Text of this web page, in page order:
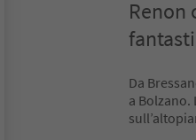
Renon
Da
a